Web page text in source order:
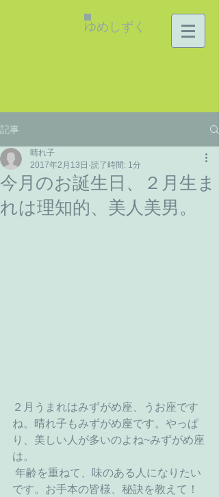
ゆめしずく
記事
今月のお誕生日、２月生ま
れは理知的、美人美男。
晴れ子
2017年2月13日 読了時間: 1分
２月うまれはみずがめ座、うお座です
ね。晴れ子もみずがめ座です。やっぱ
り、美しい人が多いのよね~みずがめ座
は。
です。お手本の皆様、秘訣を教えて！